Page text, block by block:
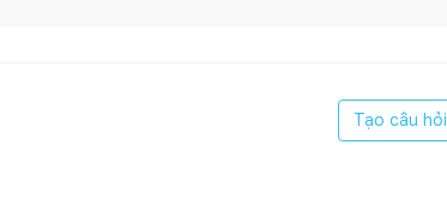
Tạo câu hỏi